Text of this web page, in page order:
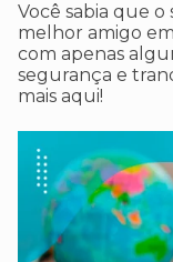
Você sabia que
melhor amigo
com apenas
segurança e
mais aqui!